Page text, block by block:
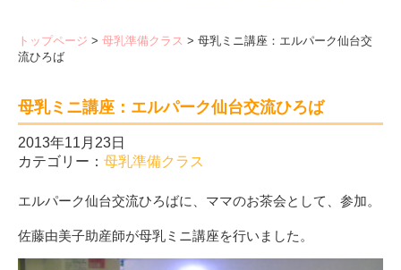
トップページ > 母乳準備クラス > 母乳ミニ講座：エルパーク仙台交
流ひろば
母乳ミニ講座：エルパーク仙台交流ひろば
2013年11月23日
カテゴリー： 母乳準備クラス
エルパーク仙台交流ひろばに、ママのお茶会として、参加。
佐藤由美子助産師が母乳ミニ講座を行いました。